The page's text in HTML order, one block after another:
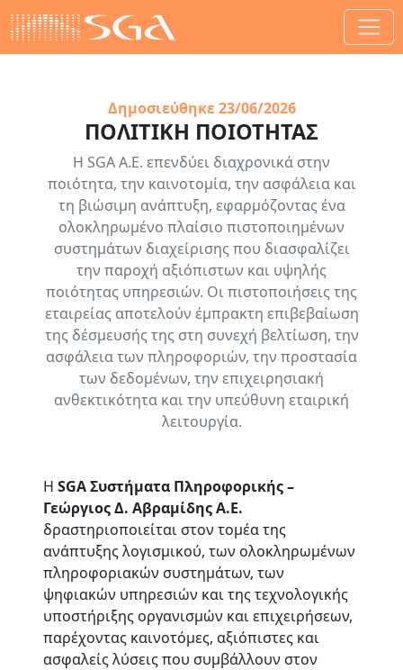
Δημοσιεύθηκε23/06/2026
ΠΟΛΙΤΙΚΗ ΠΟΙΟΤΗΤΑΣ
Η SGA Α.Ε. επενδύει διαχρονικά στην
ποιότητα, την καινοτομία, την ασφάλεια και
τη βιώσιμη ανάπτυξη, εφαρμόζοντας ένα
ολοκληρωμένο πλαίσιο πιστοποιημένων
συστημάτων διαχείρισης που διασφαλίζει
την παροχή αξιόπιστων και υψηλής
ποιότητας υπηρεσιών. Οι πιστοποιήσεις της
εταιρείας αποτελούν έμπρακτη επιβεβαίωση
της δέσμευσής της στη συνεχή βελτίωση, την
ασφάλεια των πληροφοριών, την προστασία
των δεδομένων, την επιχειρησιακή
ανθεκτικότητα και την υπεύθυνη εταιρική
λειτουργία.
Η SGA Συστήματα Πληροφορικής –
Γεώργιος Δ. Αβραμίδης Α.Ε.
δραστηριοποιείται στον τομέα της
ανάπτυξης λογισμικού, των ολοκληρωμένων
πληροφοριακών συστημάτων, των
ψηφιακών υπηρεσιών και της τεχνολογικής
υποστήριξης οργανισμών και επιχειρήσεων,
παρέχοντας καινοτόμες, αξιόπιστες και
ασφαλείς λύσεις που συμβάλλουν στον